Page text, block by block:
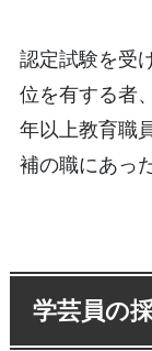
認定試験を受
位を有する者
年以上教育職
補の職にあっ
学芸員の